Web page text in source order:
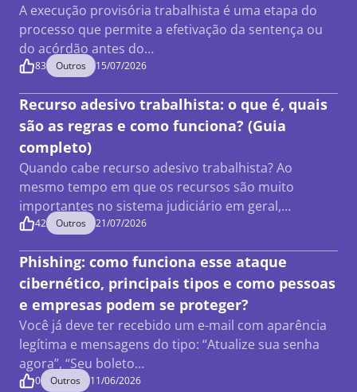
A execução provisória trabalhista é uma etapa do
processo que permite a efetivação da sentença ou
do acórdão antes do…
83 Outros 15/07/2026
Recurso adesivo trabalhista: o que é, quais
são as regras e como funciona? (Guia
completo)
Quando cabe recurso adesivo trabalhista? Ao
mesmo tempo em que os recursos são muito
importantes no sistema judiciário em geral,…
42 Outros 21/07/2026
Phishing: como funciona esse ataque
cibernético, principais tipos e como pessoas
e empresas podem se proteger?
Você já deve ter recebido um e-mail com aparência
legítima e mensagens do tipo: “Atualize sua senha
agora”, “Seu boleto…
0 Outros 11/06/2026